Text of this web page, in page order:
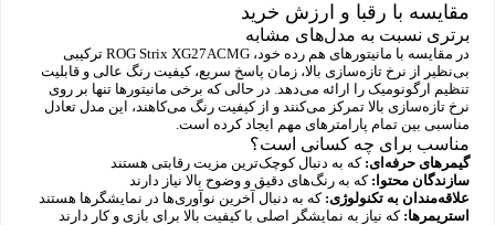
مقایسه با رقبا و ارزش خرید
برتری نسبت به مدل‌های مشابه
در مقایسه با مانیتورهای هم رده خود، ROG Strix XG27ACMG ترکیبی
بی‌نظیر از نرخ تازه‌سازی بالا، زمان پاسخ سریع، کیفیت رنگ عالی و قابلیت
تنظیم ارگونومیک را ارائه می‌دهد. در حالی که برخی مانیتورها تنها بر روی
نرخ تازه‌سازی بالا تمرکز می‌کنند و از کیفیت رنگ می‌کاهند، این مدل تعادل
مناسبی بین تمام پارامترهای مهم ایجاد کرده است.
مناسب برای چه کسانی است؟
گیمرهای حرفه‌ای: که به دنبال کوچک‌ترین مزیت رقابتی هستند
سازندگان محتوا: که به رنگ‌های دقیق و وضوح بالا نیاز دارند
علاقه‌مندان به تکنولوژی: که به دنبال آخرین نوآوری‌ها در نمایشگرها هستند
استریمرها: که نیاز به نمایشگر اصلی با کیفیت بالا برای بازی و کار دارند